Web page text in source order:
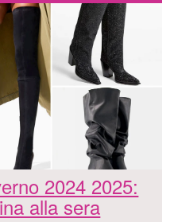
2024 2025:
alla sera